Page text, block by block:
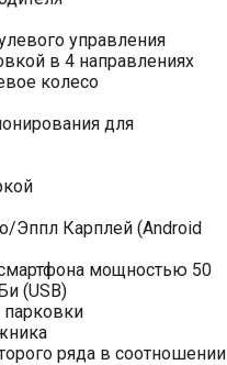
управления
в 4 направлениях
колесо
для
Эппл Карплей (Android
мощностью 50
(USB)
парковки
ряда в соотношении